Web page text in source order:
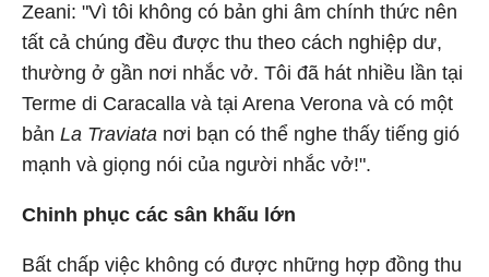
Zeani: "Vì tôi không có bản ghi âm chính thức nên
tất cả chúng đều được thu theo cách nghiệp dư,
thường ở gần nơi nhắc vở. Tôi đã hát nhiều lần tại
Terme di Caracalla và tại Arena Verona và có một
bản La Traviata nơi bạn có thể nghe thấy tiếng gió
mạnh và giọng nói của người nhắc vở!".
Chinh phục các sân khấu lớn
Bất chấp việc không có được những hợp đồng thu